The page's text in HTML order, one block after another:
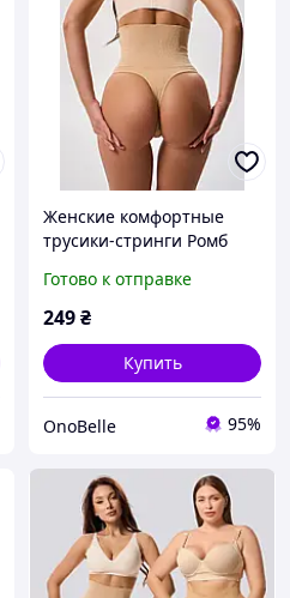
Женские комфортные
трусики-стринги Ромб
Коррекционное белье для
женщин Бежевый, L
Готово к отправке
249₴
Купить
OnoBelle 95%